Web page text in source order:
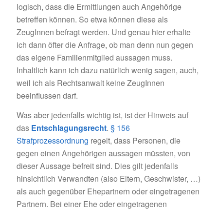
logisch, dass die Ermittlungen auch Angehörige
betreffen können. So etwa können diese als
ZeugInnen befragt werden. Und genau hier erhalte
ich dann öfter die Anfrage, ob man denn nun gegen
das eigene Familienmitglied aussagen muss.
Inhaltlich kann ich dazu natürlich wenig sagen, auch,
weil ich als Rechtsanwalt keine ZeugInnen
beeinflussen darf.
Was aber jedenfalls wichtig ist, ist der Hinweis auf
das Entschlagungsrecht. § 156
Strafprozessordnung regelt, dass Personen, die
gegen einen Angehörigen aussagen müssten, von
dieser Aussage befreit sind. Dies gilt jedenfalls
hinsichtlich Verwandten (also Eltern, Geschwister, …)
als auch gegenüber Ehepartnern oder eingetragenen
Partnern. Bei einer Ehe oder eingetragenen